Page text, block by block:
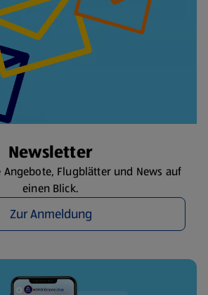
Newsletter
Angebote, Flugblätter und News auf
einen Blick.
Zur Anmeldung